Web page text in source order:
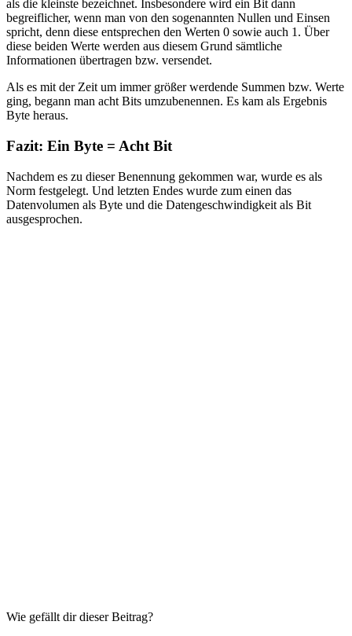
als die kleinste bezeichnet. Insbesondere wird ein Bit dann
begreiflicher, wenn man von den sogenannten Nullen und Einsen
spricht, denn diese entsprechen den Werten 0 sowie auch 1. Über
diese beiden Werte werden aus diesem Grund sämtliche
Informationen übertragen bzw. versendet.
Als es mit der Zeit um immer größer werdende Summen bzw. Werte
ging, begann man acht Bits umzubenennen. Es kam als Ergebnis
Byte heraus.
Fazit: Ein Byte = Acht Bit
Nachdem es zu dieser Benennung gekommen war, wurde es als
Norm festgelegt. Und letzten Endes wurde zum einen das
Datenvolumen als Byte und die Datengeschwindigkeit als Bit
ausgesprochen.
Wie gefällt dir dieser Beitrag?